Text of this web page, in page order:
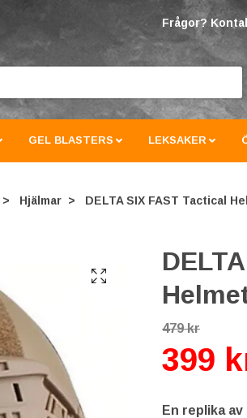
Frågor?
GEL BLASTERS LEKSAKER
Hjälmar DELTA SIX FAST Tactical
479 kr
399
En replika